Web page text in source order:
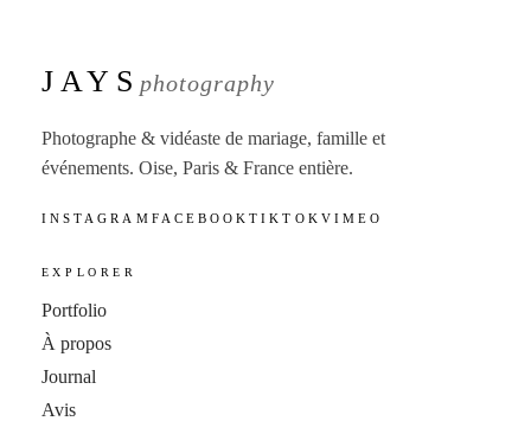
JAYS photography
Photographe & vidéaste de mariage, famille et
événements. Oise, Paris & France entière.
INSTAGRAM FACEBOOKTIKTOK VIMEO
EXPLORER
Portfolio
À propos
Journal
Avis